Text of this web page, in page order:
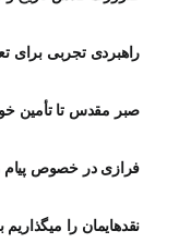
راهبردی تجربی برای
صبر مقدس تا تأمین
فرازی در خصوص پیام
نقدهایمان را